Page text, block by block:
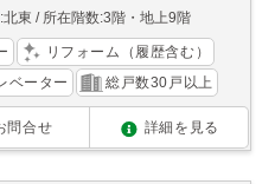
北東 所在階数:3階・地上9階
リフォーム（履歴含む）
ベーター 総戸数30戸以上
問合せ 詳細を見る